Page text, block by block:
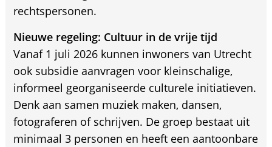
rechtspersonen.
Nieuwe regeling: Cultuur in de vrije tijd
Vanaf 1 juli 2026 kunnen inwoners van Utrecht
ook subsidie aanvragen voor kleinschalige,
informeel georganiseerde culturele initiatieven.
Denk aan samen muziek maken, dansen,
fotograferen of schrijven. De groep bestaat uit
minimaal 3 personen en heeft een aantoonbare